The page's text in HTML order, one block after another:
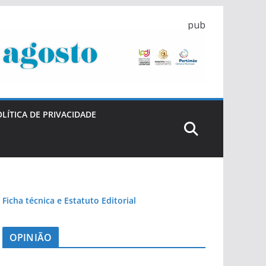
pub
DE PRIVACIDADE
Ficha técnica e Estatuto Editorial
OPINIÃO